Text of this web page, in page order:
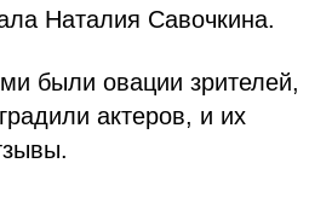
Наталия Савочкина.
были овации зрителей,
актеров, и их